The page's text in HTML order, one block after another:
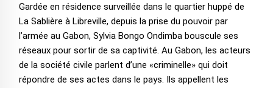
Gardée en résidence surveillée dans le quartier huppé de
La Sablière à Libreville, depuis la prise du pouvoir par
l’armée au Gabon, Sylvia Bongo Ondimba bouscule ses
réseaux pour sortir de sa captivité. Au Gabon, les acteurs
de la société civile parlent d’une «criminelle» qui doit
répondre de ses actes dans le pays. Ils appellent les